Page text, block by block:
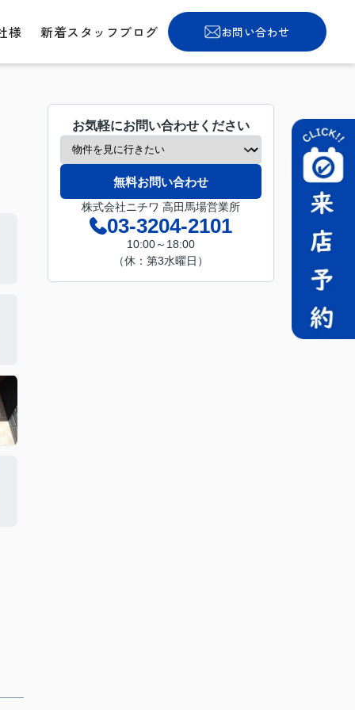
様 新着スタッフブログ お問い合わせ
お気軽にお問い合わせください
無料お問い合わせ
株式会社ニチワ 高田馬場営業所
03-3204-2101
10:00～18:00
（休：第3水曜日）